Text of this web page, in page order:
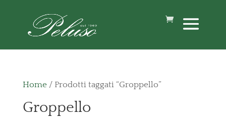
Home/ Prodotti taggati “Groppello”
Groppello